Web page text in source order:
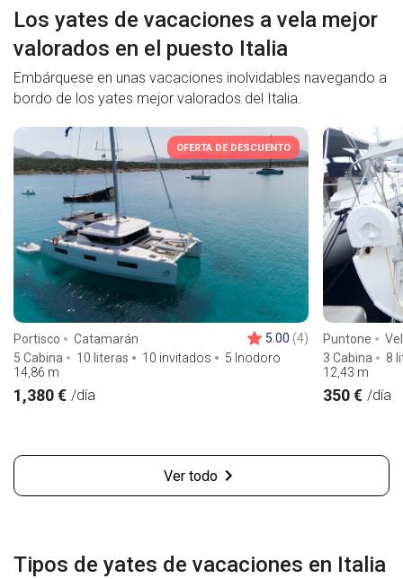
Los yates de vacaciones a vela mejor
valorados en el puesto Italia
Embárquese en unas vacaciones inolvidables navegando a
bordo de los yates mejor valorados del Italia.
OFERTA DE DESCUENTO
Portisco
Catamarán
5 Cabina
10 literas 10 invitados
5 Inodoro
14,86 m
1,380 € /día
5.00 (4) Puntone
3 Cabina
8
12,43 m
350 € /día
Ver todo
Tipos de yates de vacaciones en Italia